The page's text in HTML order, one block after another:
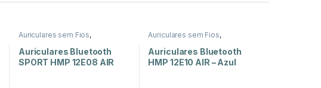
Auriculares sem Fios,
Som e Luz
Auriculares Bluetooth
SPORT HMP 12E08 AIR
Auriculares sem Fios,
Som e Luz
Auriculares Bluetooth
HMP 12E10 AIR – Azul